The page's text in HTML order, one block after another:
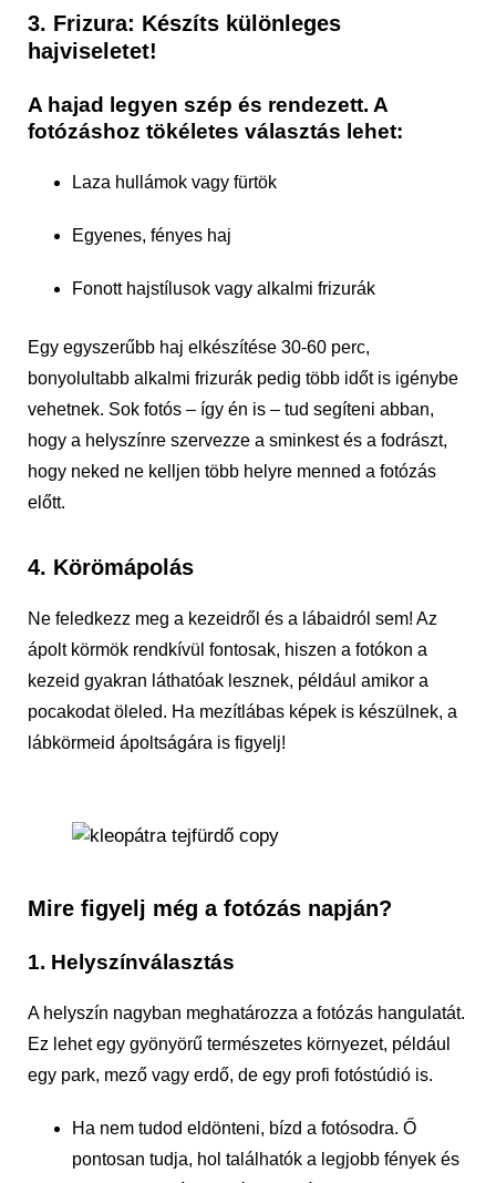
3. Frizura: Készíts különleges
hajviseletet!
A hajad legyen szép és rendezett. A
fotózáshoz tökéletes választás lehet:
Laza hullámok vagy fürtök
Egyenes, fényes haj
Fonott hajstílusok vagy alkalmi frizurák
Egy egyszerűbb haj elkészítése 30-60 perc,
bonyolultabb alkalmi frizurák pedig több időt is igénybe
vehetnek. Sok fotós – így én is – tud segíteni abban,
hogy a helyszínre szervezze a sminkest és a fodrászt,
hogy neked ne kelljen több helyre menned a fotózás
előtt.
4. Körömápolás
Ne feledkezz meg a kezeidről és a lábaidról sem! Az
ápolt körmök rendkívül fontosak, hiszen a fotókon a
kezeid gyakran láthatóak lesznek, például amikor a
pocakodat öleled. Ha mezítlábas képek is készülnek, a
lábkörmeid ápoltságára is figyelj!
Mire figyelj még a fotózás napján?
1. Helyszínválasztás
A helyszín nagyban meghatározza a fotózás hangulatát.
Ez lehet egy gyönyörű természetes környezet, például
egy park, mező vagy erdő, de egy profi fotóstúdió is.
Ha nem tudod eldönteni, bízd a fotósodra. Ő
pontosan tudja, hol találhatók a legjobb fények és